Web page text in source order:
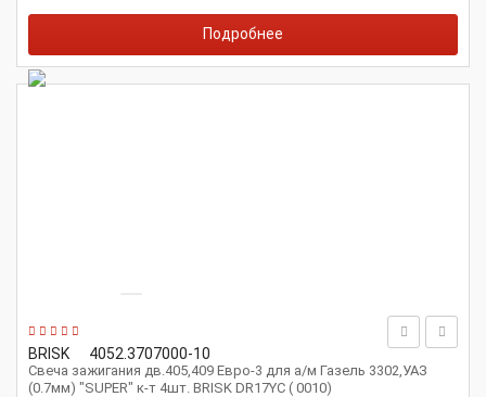
Подробнее
BRISK 4052.3707000-10
Свеча зажигания дв.405,409 Евро-3 для а/м Газель 3302,УАЗ
(0.7мм) "SUPER" к-т 4шт. BRISK DR17YC ( 0010)